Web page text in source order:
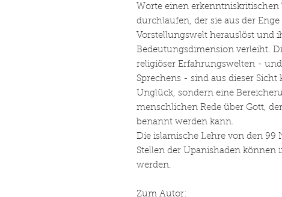
Worte einen erkenntniskritischen
durchlaufen, der sie aus der
Vorstellungswelt herauslöst und
Bedeutungsdimension verleiht.
religiöser Erfahrungswelten -
Sprechens - sind aus dieser
Unglück, sondern eine
menschlichen Rede über Gott,
benannt werden kann.
Die islamische Lehre von den 99
Stellen der Upanishaden können
werden.
Zum Autor: